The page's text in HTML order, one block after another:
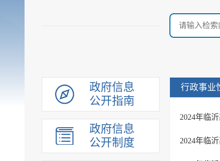
政府信息
公开指南
政府信息
公开制度
行政事业
2024年临
2024年临